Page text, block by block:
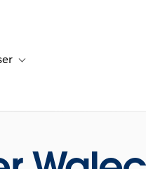
Resurser
Toggle sub-navigation for